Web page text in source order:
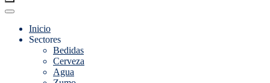
Inicio
Sectores
Bedidas
Cerveza
Agua